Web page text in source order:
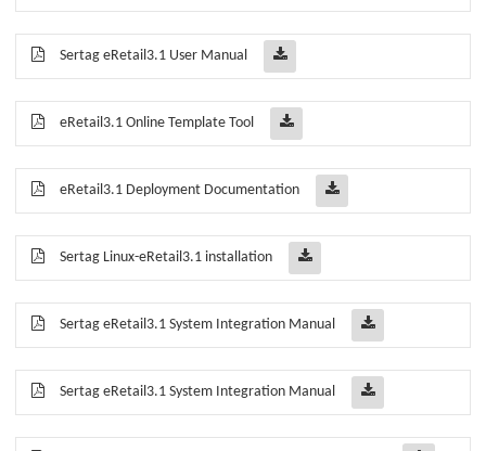
Sertag eRetail3.1 User Manual
eRetail3.1 Online Template Tool
eRetail3.1 Deployment Documentation
Sertag Linux-eRetail3.1 installation
Sertag eRetail3.1 System Integration Manual
Sertag eRetail3.1 System Integration Manual